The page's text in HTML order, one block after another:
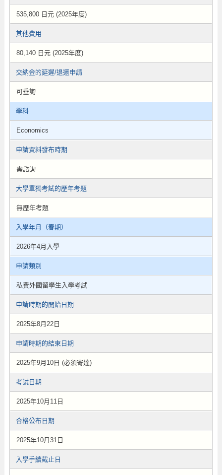
535,800 日元 (2025年度)
其他費用
80,140 日元 (2025年度)
交納金的延遲/退還申請
可垂詢
學科
Economics
申請資料發布時期
需諮詢
大學單獨考試的歷年考題
無歷年考題
入學年月（春期）
2026年4月入學
申請類別
私費外國留學生入學考試
申請時期的開始日期
2025年8月22日
申請時期的結束日期
2025年9月10日 (必須寄達)
考試日期
2025年10月11日
合格公布日期
2025年10月31日
入學手續截止日